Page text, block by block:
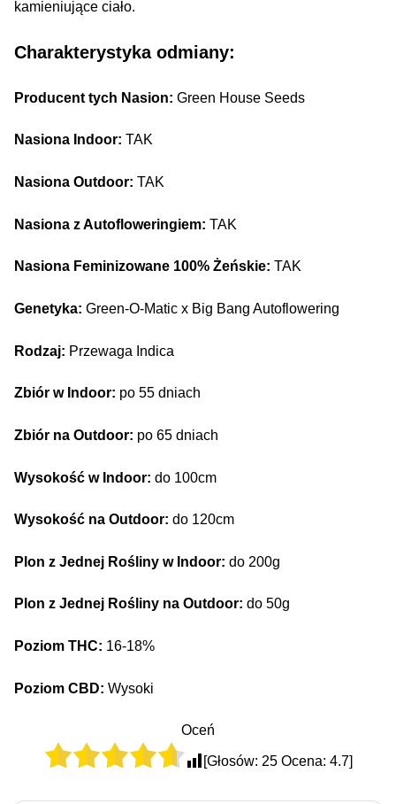
kamieniujące ciało.
Charakterystyka odmiany:
Producent tych Nasion: Green House Seeds
Nasiona Indoor: TAK
Nasiona Outdoor: TAK
Nasiona z Autofloweringiem: TAK
Nasiona Feminizowane 100% Żeńskie: TAK
Genetyka: Green-O-Matic x Big Bang Autoflowering
Rodzaj: Przewaga Indica
Zbiór w Indoor: po 55 dniach
Zbiór na Outdoor: po 65 dniach
Wysokość w Indoor: do 100cm
Wysokość na Outdoor: do 120cm
Plon z Jednej Rośliny w Indoor: do 200g
Plon z Jednej Rośliny na Outdoor: do 50g
Poziom THC: 16-18%
Poziom CBD: Wysoki
Oceń
[Głosów: 25Ocena: 4.7]